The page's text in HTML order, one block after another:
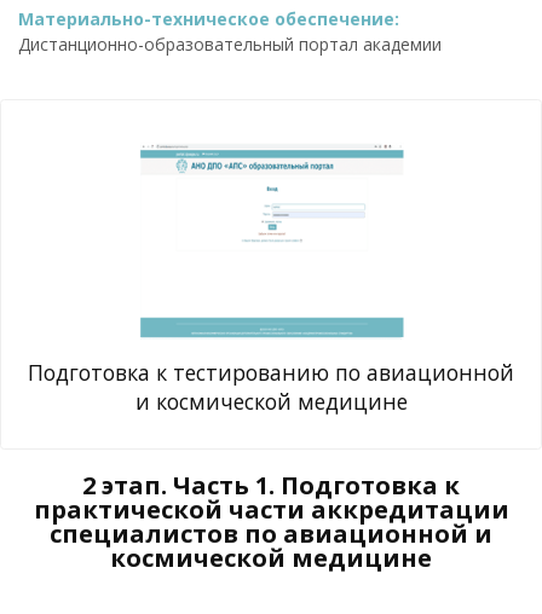
Материально-техническое обеспечение:
Дистанционно-образовательный портал академии
Подготовка к тестированию по авиационной
и космической медицине
2 этап. Часть 1. Подготовка к
практической части аккредитации
специалистов по авиационной и
космической медицине